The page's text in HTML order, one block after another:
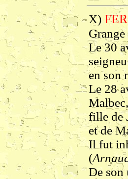
X)
Le 30
en son
Le 28
fille de
et de
Il fut
(
De son